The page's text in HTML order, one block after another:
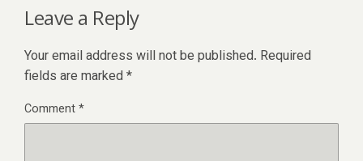
Leave a Reply
Your email address will not be published. Required
fields are marked *
Comment*